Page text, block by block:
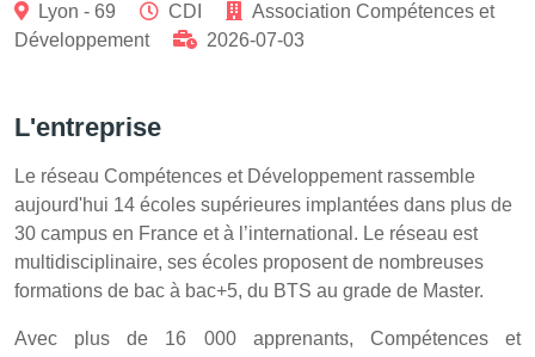
Lyon - 69 CDI
Association Compétences et
Développement
2026-07-03
L'entreprise
Le réseau Compétences et Développement rassemble
aujourd'hui 14 écoles supérieures implantées dans plus de
30 campus en France et à l’international. Le réseau est
multidisciplinaire, ses écoles proposent de nombreuses
formations de bac à bac+5, du BTS au grade de Master.
Avec plus de 16 000 apprenants, Compétences et